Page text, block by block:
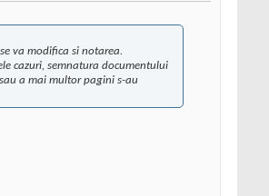
va modifica si notarea.
cazuri, semnatura documentului
a mai multor pagini s-au